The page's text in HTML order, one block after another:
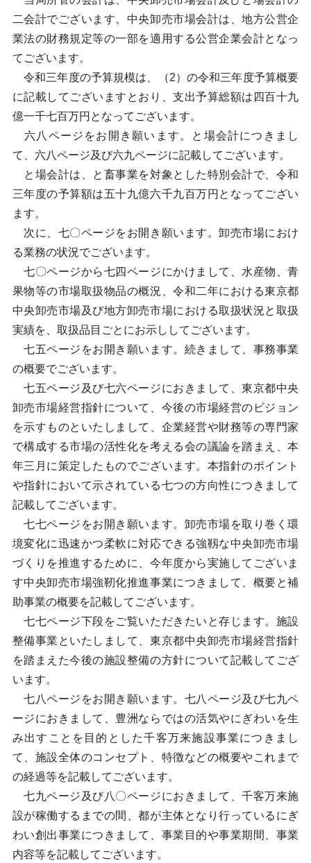
二会計でございます。中央卸売市場会計は、地方公営企
業法の財務規定等の一部を適用する公営企業会計となっ
てございます。
令和三年度の予算規模は、（2）の令和三年度予算概要
に記載してございますとおり、支出予算総額は四百十九
億一千七百万円となってございます。
六八ページをお開き願います。と場会計につきまし
て、六八ページ及び六九ページに記載してございます。
と場会計は、と畜事業を対象とした特別会計で、令和
三年度の予算額は五十九億六千九百万円となってござい
ます。
次に、七〇ページをお開き願います。卸売市場におけ
る業務の状況でございます。
七〇ページから七四ページにかけまして、水産物、青
果物等の市場取扱物品の概況、令和二年における東京都
中央卸売市場及び地方卸売市場における取扱状況と取扱
実績を、取扱品目ごとにお示ししてございます。
七五ページをお開き願います。続きまして、事務事業
の概要でございます。
七五ページ及び七六ページにおきまして、東京都中央
卸売市場経営指針について、今後の市場経営のビジョン
を示すものといたしまして、企業経営や財務等の専門家
で構成する市場の活性化を考える会の議論を踏まえ、本
年三月に策定したものでございます。本指針のポイント
や指針において示されている七つの方向性につきまして
記載してございます。
七七ページをお開き願います。卸売市場を取り巻く環
境変化に迅速かつ柔軟に対応できる強靱な中央卸売市場
づくりを推進するために、今年度から実施してございま
す中央卸売市場強靭化推進事業につきまして、概要と補
助事業の概要を記載してございます。
七七ページ下段をご覧いただきたいと存じます。施設
整備事業といたしまして、東京都中央卸売市場経営指針
を踏まえた今後の施設整備の方針について記載してござ
います。
七八ページをお開き願います。七八ページ及び七九ペ
ージにおきまして、豊洲ならではの活気やにぎわいを生
み出すことを目的とした千客万来施設事業につきまし
て、施設全体のコンセプト、特徴などの概要やこれまで
の経過等を記載してございます。
七九ページ及び八〇ページにおきまして、千客万来施
設が稼働するまでの間、都が主体となり行っているにぎ
わい創出事業につきまして、事業目的や事業期間、事業
内容等を記載してございます。